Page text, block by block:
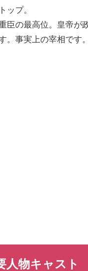
ップ。
臣の最高位。皇帝が
。事実上の宰相です。
物キャスト